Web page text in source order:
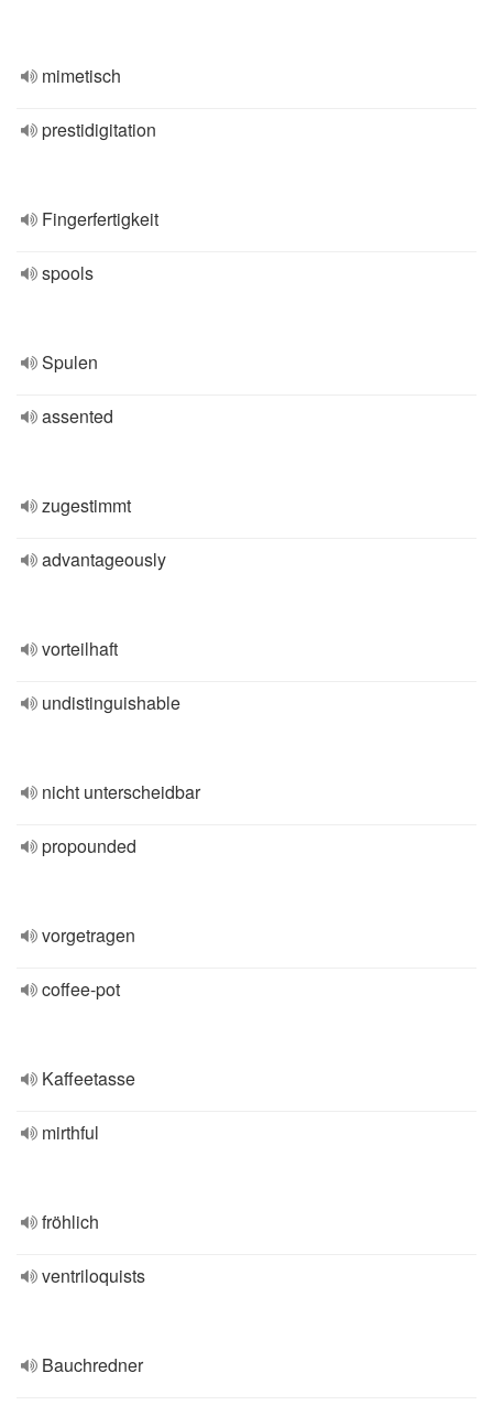
mimetisch
prestidigitation
Fingerfertigkeit
spools
Spulen
assented
zugestimmt
advantageously
vorteilhaft
undistinguishable
nicht unterscheidbar
propounded
vorgetragen
coffee-pot
Kaffeetasse
mirthful
fröhlich
ventriloquists
Bauchredner